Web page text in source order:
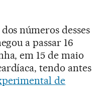
números desses
a passar 16
em 15 de maio
tendo antes
de